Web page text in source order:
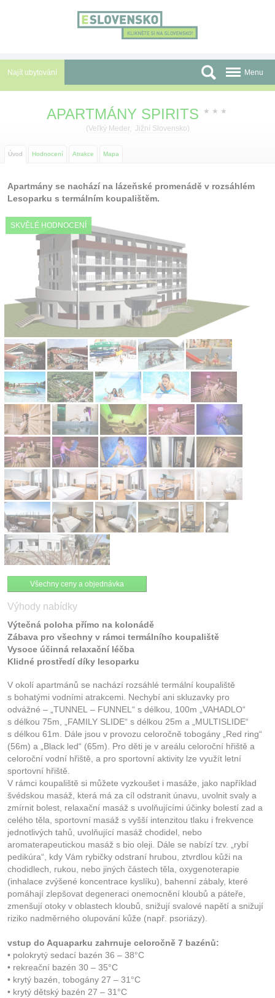
Najít ubytování
Autobusové zájezdy
Před cestou
Atrakce
Menu
APARTMÁNY SPIRITS ★ ★ ★
(Veľký Meder, Jižní Slovensko)
Úvod Hodnocení Atrakce Mapa
Apartmány se nachází na lázeňské promenádě v rozsáhlém
Lesoparku s termálním koupalištěm.
SKVĚLÉ HODNOCENÍ
Všechny ceny a objednávka
Výhody nabídky
Výtečná poloha přímo na kolonádě
Zábava pro všechny v rámci termálního koupaliště
Vysoce účinná relaxační léčba
Klidné prostředí díky lesoparku
V okolí apartmánů se nachází rozsáhlé termální koupaliště
s bohatými vodními atrakcemi. Nechybí ani skluzavky pro
odvážné – „TUNNEL – FUNNEL“ s délkou, 100m „VAHADLO“
s délkou 75m, „FAMILY SLIDE“ s délkou 25m a „MULTISLIDE“
s délkou 61m. Dále jsou v provozu celoročně tobogány „Red ring“
(56m) a „Black led“ (65m). Pro děti je v areálu celoroční hřiště a
celoroční vodní hřiště, a pro sportovní aktivity lze využít letní
sportovní hřiště.
V rámci koupaliště si můžete vyzkoušet i masáže, jako například
švédskou masáž, která má za cíl odstranit únavu, uvolnit svaly a
zmírnit bolest, relaxační masáž s uvolňujícími účinky bolestí zad a
celého těla, sportovní masáž s vyšší intenzitou tlaku i frekvence
jednotlivých tahů, uvolňující masáž chodidel, nebo
aromaterapeutickou masáž s bio oleji. Dále se nabízí tzv. „rybí
pedikúra“, kdy Vám rybičky odstraní hrubou, ztvrdlou kůži na
chodidlech, rukou, nebo jiných částech těla, oxygenoterapie
(inhalace zvýšené koncentrace kyslíku), bahenní zábaly, které
pomáhají zlepšovat degeneraci onemocnění kloubů a páteře,
zmenšují otoky v oblastech kloubů, snižují svalové napětí a snižují
riziko nadměrného olupování kůže (např. psoriázy).
vstup do Aquaparku zahrnuje celoročně 7 bazénů:
• polokrytý sedací bazén 36 – 38°C
• rekreační bazén 30 – 35°C
• krytý bazén, tobogány 27 – 31°C
• krytý dětský bazén 27 – 31°C